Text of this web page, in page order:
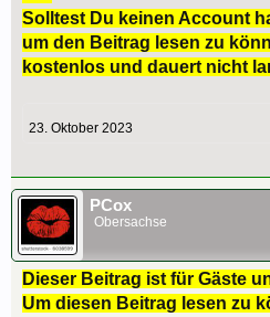
Solltest Du keinen Account
um den Beitrag lesen zu
kostenlos und dauert nicht
23. Oktober 2023
PCox
Obersachse
Dieser Beitrag ist für Gäste
Um diesen Beitrag lesen zu